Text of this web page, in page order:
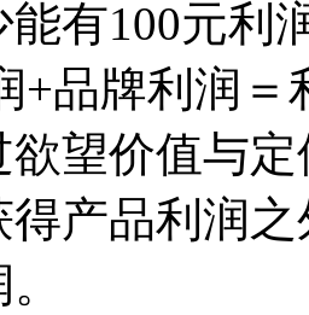
有100元利
+品牌利润＝
欲望价值与
得产品利润